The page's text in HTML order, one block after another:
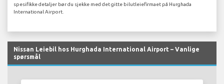
spesifikke detaljer bør du sjekke med det gitte bilutleiefirmaet på Hurghada
International Airport.
Nissan Leiebil hos Hurghada International Airport – Vanlige
spørsmål